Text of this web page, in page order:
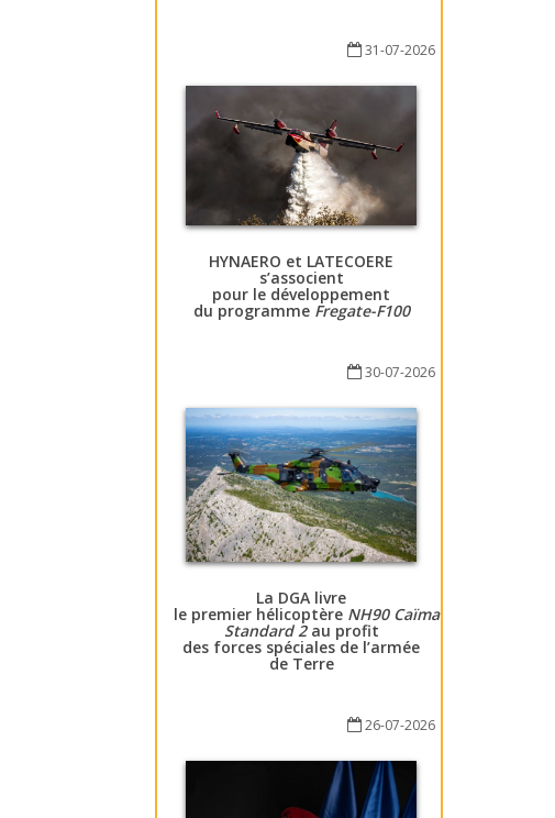
31-07-2026
HYNAERO et LATECOERE
s’associent
pour le développement
du programme Fregate-F100
30-07-2026
La DGA livre
le premier hélicoptère NH90 Caïman
Standard 2au profit
des forces spéciales de l’armée
de Terre
26-07-2026